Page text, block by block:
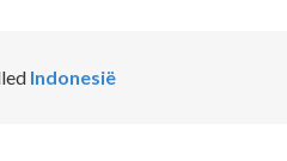
Indonesië